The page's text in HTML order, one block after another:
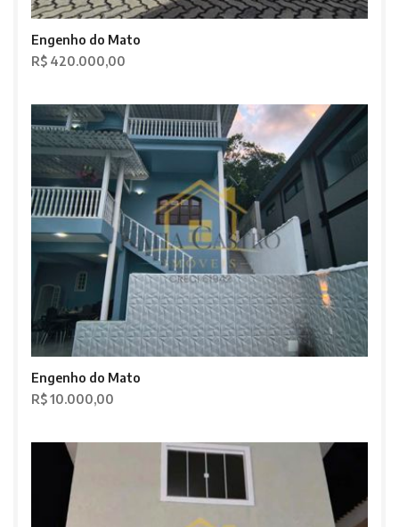
Engenho do Mato
R$ 420.000,00
Engenho do Mato
R$ 10.000,00